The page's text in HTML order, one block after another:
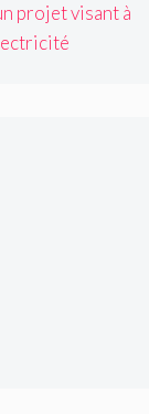
projet visant à